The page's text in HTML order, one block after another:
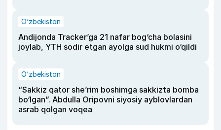
O‘zbekiston
Andijonda Tracker’ga 21 nafar bog‘cha bolasini
joylab, YTH sodir etgan ayolga sud hukmi o‘qildi
O‘zbekiston
“Sakkiz qator she’rim boshimga sakkizta bomba
bo‘lgan”. Abdulla Oripovni siyosiy ayblovlardan
asrab qolgan voqea